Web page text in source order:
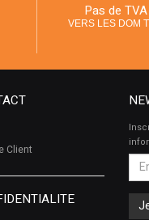
Pas de TVA
VERS LES DOM
Client